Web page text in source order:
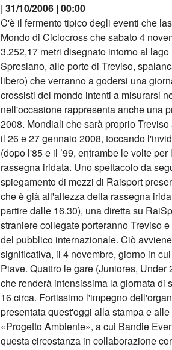
| 31/10/2006 | 00:00
C'è il fermento tipico degli eventi che
Mondo di Ciclocross che sabato 4
3.252,17 metri disegnato intorno al
Spresiano, alle porte di Treviso,
libero) che verranno a godersi una
crossisti del mondo intenti a misurarsi
nell'occasione rappresenta anche una
2008. Mondiali che sarà proprio
il 26 e 27 gennaio 2008, toccando
(dopo l'85 e il ’99, entrambe le volte
rassegna iridata. Uno spettacolo da
spiegamento di mezzi di Raisport
che è già all'altezza della rassegna
partire dalle 16.30), una diretta su
straniere collegate porteranno Treviso
del pubblico internazionale. Ciò
significativa, il 4 novembre, giorno in
Piave. Quattro le gare (Juniores,
che renderà intensissima la giornata di
16 circa. Fortissimo l'impegno
presentata quest'oggi alla stampa e
«Progetto Ambiente», a cui Bandie
questa circostanza in collaborazione